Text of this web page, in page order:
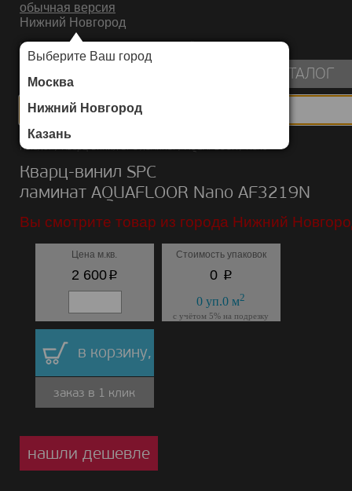
обычная версия
Нижний Новгород
Выберите Ваш город
Москва
Нижний Новгород
Казань
ИНТЕРНЕТ-МАГАЗИН НАПОЛЬНЫХ ПОКРЫТИЙ
КАТАЛОГ
Каталог/Кварц-винил SPC ламинат/AQUAFLOOR/Nano
Кварц-винил SPC
ламинат AQUAFLOOR Nano AF3219N
Вы смотрите товар из города Нижний
Цена м.кв.
2 600p
Стоимость упаковок
0 p
0 уп.0 м2
с учётом 5% на подрезку
в корзину,
заказ в 1 клик
нашли дешевле